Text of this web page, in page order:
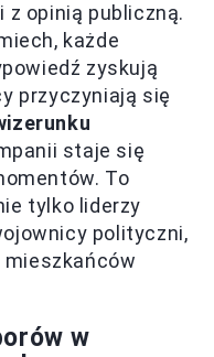
opinią publiczną.
każde
zyskują
przyczyniają się
staje się
To
tylko liderzy
polityczni,
mieszkańców
w